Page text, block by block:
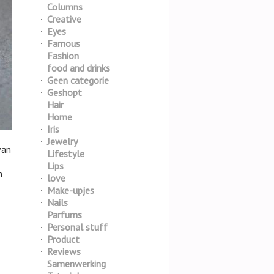
Columns
Creative
Eyes
Famous
Fashion
food and drinks
Geen categorie
Geshopt
Hair
Home
Iris
Jewelry
Lifestyle
Lips
love
Make-upjes
Nails
Parfums
Personal stuff
Product
Reviews
Samenwerking